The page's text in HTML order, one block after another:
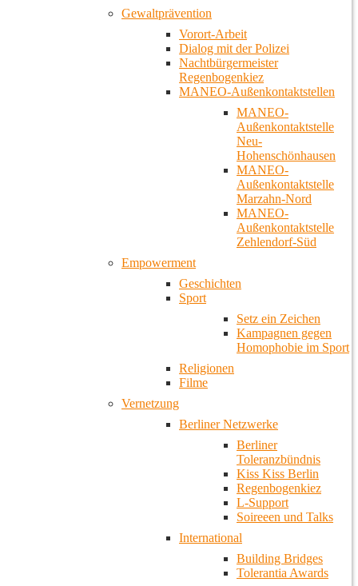
Gewaltprävention
Vorort-Arbeit
Dialog mit der Polizei
Nachtbürgermeister
Regenbogenkiez
MANEO-Außenkontaktstellen
MANEO-
Außenkontaktstelle
Neu-
Hohenschönhausen
MANEO-
Außenkontaktstelle
Marzahn-Nord
MANEO-
Außenkontaktstelle
Zehlendorf-Süd
Empowerment
Geschichten
Sport
Setz ein Zeichen
Kampagnen gegen
Homophobie im Sport
Religionen
Filme
Vernetzung
Berliner Netzwerke
Berliner
Toleranzbündnis
Kiss Kiss Berlin
Regenbogenkiez
L-Support
Soireeen und Talks
International
Building Bridges
Tolerantia Awards